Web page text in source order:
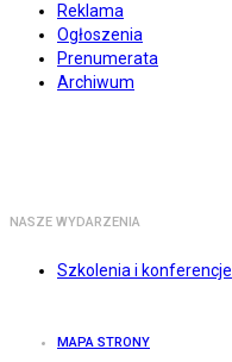
Reklama
Ogłoszenia
Prenumerata
Archiwum
NASZE WYDARZENIA
Szkolenia i konferencje
MAPA STRONY